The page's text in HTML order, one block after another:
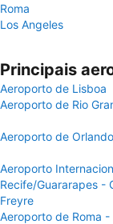
Roma
Los Angeles
Principais
Aeroporto de Lisboa
Aeroporto de Rio
Aeroporto de Orlando
Aeroporto
Recife/Guararapes -
Freyre
Aeroporto de Roma -